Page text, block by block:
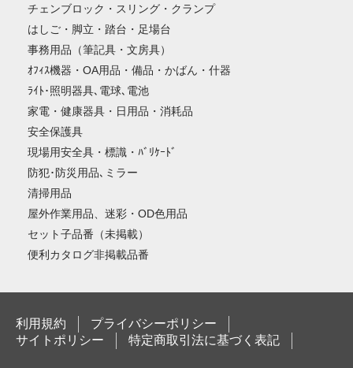
チェンブロック・スリング・クランプ
はしご・脚立・踏台・足場台
事務用品（筆記具・文房具）
ｵﾌｨｽ機器・OA用品・備品・かばん・什器
ﾗｲﾄ･照明器具､電球､電池
家電・健康器具・日用品・消耗品
安全保護具
現場用安全具・標識・ﾊﾞﾘｹｰﾄﾞ
防犯･防災用品､ミラー
清掃用品
屋外作業用品、迷彩・OD色用品
セット子品番（未掲載）
便利カタログ非掲載品番
利用規約
プライバシーポリシー
サイトポリシー
特定商取引法に基づく表記